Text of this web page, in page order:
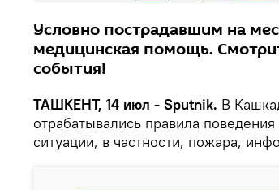
Условно пострадавшим на
медицинская помощь.
события!
ТАШКЕНТ, 14 июл - Sputnik. В
отрабатывались правила
ситуации, в частности, пожара,